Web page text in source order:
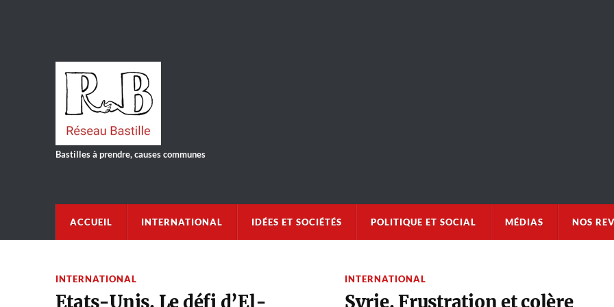
Bastilles à prendre, causes communes
ACCUEIL INTERNATIONAL IDÉES ET SOCIÉTÉS POLITIQUE ET SOCIAL MÉDIAS NOS
INTERNATIONAL
Etats-Unis. Le défi d’El-
INTERNATIONAL
Syrie. Frustration et colère